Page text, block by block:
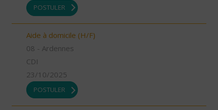
POSTULER
Aide à domicile (H/F)
08 - Ardennes
CDI
23/10/2025
POSTULER